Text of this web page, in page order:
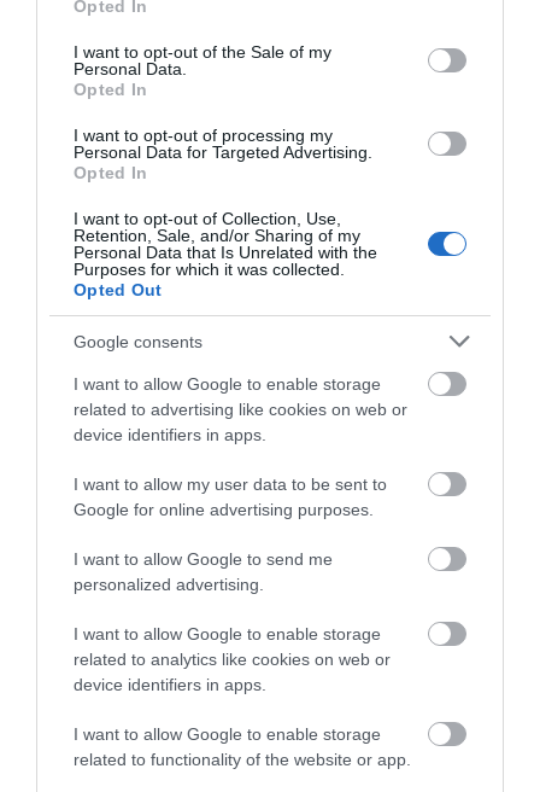
use your data for below specified purposes in below Google
consent section.
Opted In
I want to opt-out of the Sale of my
Personal Data.
Opted In
I want to opt-out of processing my
Personal Data for Targeted Advertising.
Opted In
I want to opt-out of Collection, Use,
Retention, Sale, and/or Sharing of my
Personal Data that Is Unrelated with the
Purposes for which it was collected.
Opted Out
Google consents
I want to allow Google to enable storage
related to advertising like cookies on web or
device identifiers in apps.
I want to allow my user data to be sent to
Google for online advertising purposes.
I want to allow Google to send me
personalized advertising.
I want to allow Google to enable storage
related to analytics like cookies on web or
device identifiers in apps.
I want to allow Google to enable storage
related to functionality of the website or app.
Φωτιά στη Σκύρο: Συνεχίζει να
καίει στο Νησί, συγκλονιστική
μαρτυρία – Νέες εικόνες και
06.08.2026 | 19:40
2.425.000€ στην Εύβοια – Δείτε
06.08.2026 | 19:20
Ο μεγαλύτερος αυτοκινητόδρομος
της Ευρώπης κατασκευάζεται
06.08.2026 | 19:00
Συγκίνηση στην Εύβοια: Νέοι από
Εικόνα
06.08.2026 | 18:40
κοπέλα που έπεσε από
την γέφυρα: Τα
νεότερα για την υγεία
στη Σκύρο: Κινδύνευσε
κτηνοτροφική μονάδα
«Ανάσα» για τους
Ολοκληρώθηκε μεγάλο
Θρήνος στην Εύβοια:
Έφυγε από τη ζωή ο
37χρονος που είχε
τροχαίο με